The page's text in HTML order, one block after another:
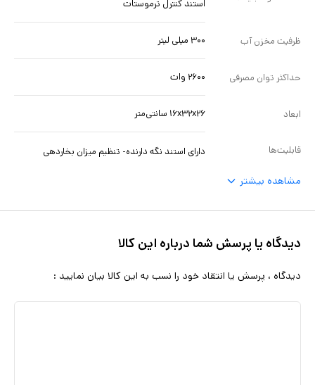
استند کنترل ترموستات
ظرفیت مخزن آب ۳۰۰ میلی لیتر
حداکثر توان مصرفی ۲۶۰۰ وات
ابعاد ۱۶x۳۲x۲۶ سانتی‌متر
قابلیت‌ها دارای استند نگه دارنده- تنظیم میزان بخاردهی
مشاهده بیشتر
دیدگاه یا پرسش شما درباره این کالا
دیدگاه ، پرسش یا انتقاد خود را نسب به این کالا بیان نمایید :